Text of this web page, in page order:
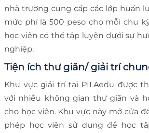
nhà trường cung cấp các lớp huấn
mức phí là 500 peso cho mỗi chu
học viên có thể tập luyện dưới sự
nghiệp.
Tiện ích thư giãn/ giải trí
Khu vực giải trí tại PILAedu được
với nhiều không gian thư giãn và
cho học viên. Khu vực này mở cửa
phép học viên sử dụng để học